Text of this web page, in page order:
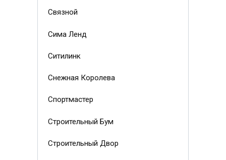
Связной
Сима Ленд
Ситилинк
Снежная Королева
Спортмастер
Строительный Бум
Строительный Двор